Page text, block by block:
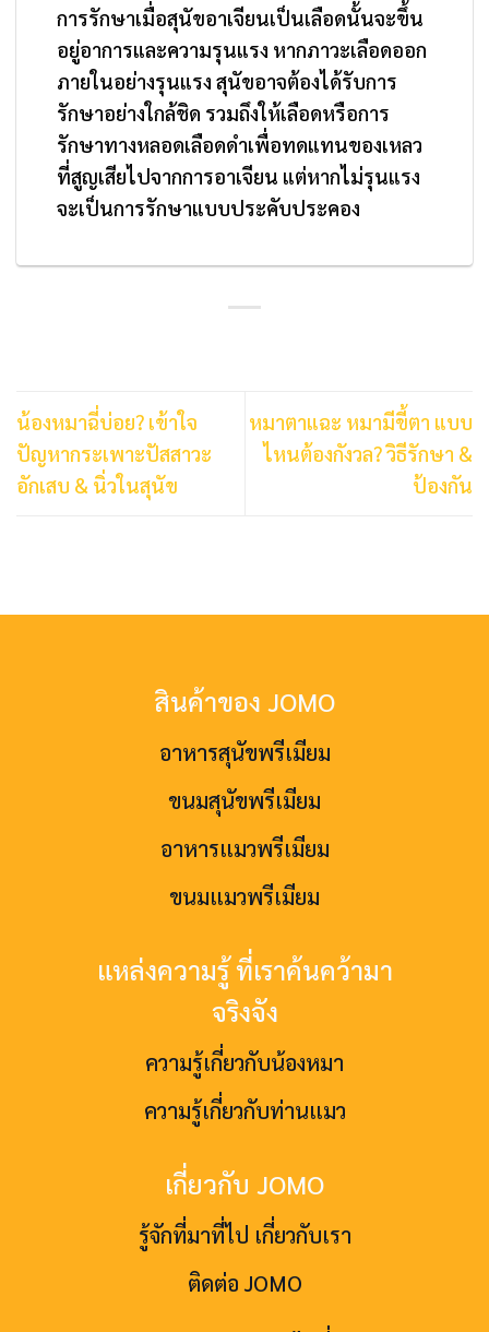
การรักษาเมื่อสุนัขอาเจียนเป็นเลือดนั้นจะขึ้น
อยู่อาการและความรุนแรง หากภาวะเลือดออก
ภายในอย่างรุนแรง สุนัขอาจต้องได้รับการ
รักษาอย่างใกล้ชิด รวมถึงให้เลือดหรือการ
รักษาทางหลอดเลือดดำเพื่อทดแทนของเหลว
ที่สูญเสียไปจากการอาเจียน แต่หากไม่รุนแรง
จะเป็นการรักษาแบบประคับประคอง
น้องหมาฉี่บ่อย? เข้าใจ
ปัญหากระเพาะปัสสาวะ
อักเสบ & นิ่วในสุนัข
หมาตาแฉะ หมามีขี้ตา แบบ
ไหนต้องกังวล? วิธีรักษา &
ป้องกัน
สินค้าของ JOMO
อาหารสุนัขพรีเมียม
ขนมสุนัขพรีเมียม
อาหารแมวพรีเมียม
ขนมแมวพรีเมียม
แหล่งความรู้ ที่เราค้นคว้ามา
จริงจัง
ความรู้เกี่ยวกับน้องหมา
ความรู้เกี่ยวกับท่านแมว
เกี่ยวกับ JOMO
รู้จักที่มาที่ไป เกี่ยวกับเรา
ติดต่อ JOMO